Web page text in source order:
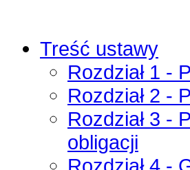
Treść ustawy
Rozdział 1 -
Rozdział 2 -
Rozdział 3 -
obligacji